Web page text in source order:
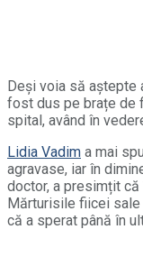
Deși voia să aștepte
fost dus pe brațe de
spital, având în
Lidia Vadim a mai
agravase, iar în
doctor, a presimțit
Mărturisile fiicei
că a sperat până în